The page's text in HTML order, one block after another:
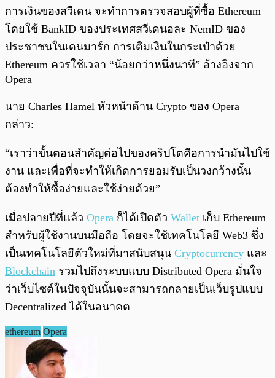
การเงินของสวีเดน จะทำการตรวจสอบผู้ที่ซื้อ Ethereum
โดยใช้ BankID ของประเทศสวีเดนอละ NemID ของ
ประชาชนในเดนมาร์ก การเติมเงินในกระเป๋าด้วย
Ethereum ควรใช้เวลา “น้อยกว่าหนึ่งนาที” อ้างอิงจาก
Opera
นาย Charles Hamel หัวหน้าด้าน Crypto ของ Opera
กล่าว:
“เราว่าขั้นตอนสำคัญต่อไปของคริปโตคือการนำมันไปใช้
งาน และเพื่อที่จะทำให้เกิดการยอมรับเป็นวงกว้างนั้น
ต้องทำให้ซื้อง่ายและใช้ง่ายด้วย”
เมื่อปลายปีที่แล้ว Opera ก็ได้เปิดตัว Wallet เก็บ Ethereum
สำหรับผู้ใช้งานบนมือถือ โดยจะใช้เทคโนโลยี Web3 ซึ่ง
เป็นเทคโนโลยีตัวใหม่ที่มาสนับสนุน Cryptocurrency และ
Blockchain รวมไปถึงระบบแบบ Distributed Opera มั่นใจ
ว่าเว็บไซต์ในปัจจุบันนั้นจะสามารถกลายเป็นเว็บรูปแบบ
Decentralized ได้ในอนาคต
ethereum Opera